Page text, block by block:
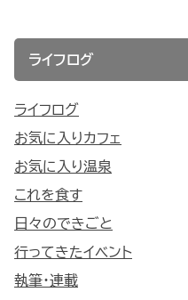
ライフログ
ライフログ
お気に入りカフェ
お気に入り温泉
これを食す
日々のできごと
行ってきたイベント
執筆・連載